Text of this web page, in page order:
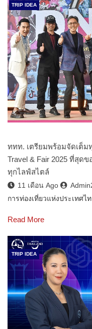
TRIP IDEA
ททท. เตรียมพร้อมจัดเต็ม
Travel & Fair 2025 ที่สุด
ทุกไลฟ์สไตล์
11 เดือน Ago
การท่องเที่ยวแห่งประเทศไท
Read More
TRIP IDEA